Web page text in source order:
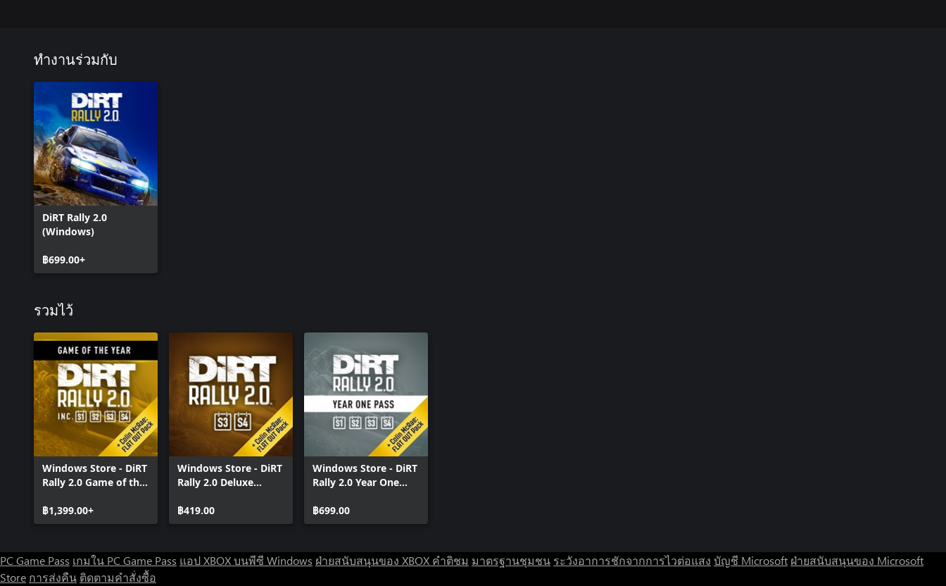
ทำงานร่วมกับ
DiRT Rally 2.0
(Windows)
฿699.00+
รวมไว้
Windows Store - DiRT
Rally 2.0 Game of the
฿1,399.00+
Windows Store - DiRT
Rally 2.0 Deluxe
(Seasons 3 and 4)
฿419.00
Windows Store - DiRT
Rally 2.0 Year One
฿699.00
PC Game Pass เกมใน PC Game Pass แอป XBOX บนพีซี Windows ฝ่ายสนับสนุนของ XBOX คำติชม มาตรฐานชุมชน ระวังอาการชักจากการไวต่อแสง บัญชี Microsoft ฝ่ายสนับสนุนของ Microsoft
Store การส่งคืน ติดตามคำสั่งซื้อ